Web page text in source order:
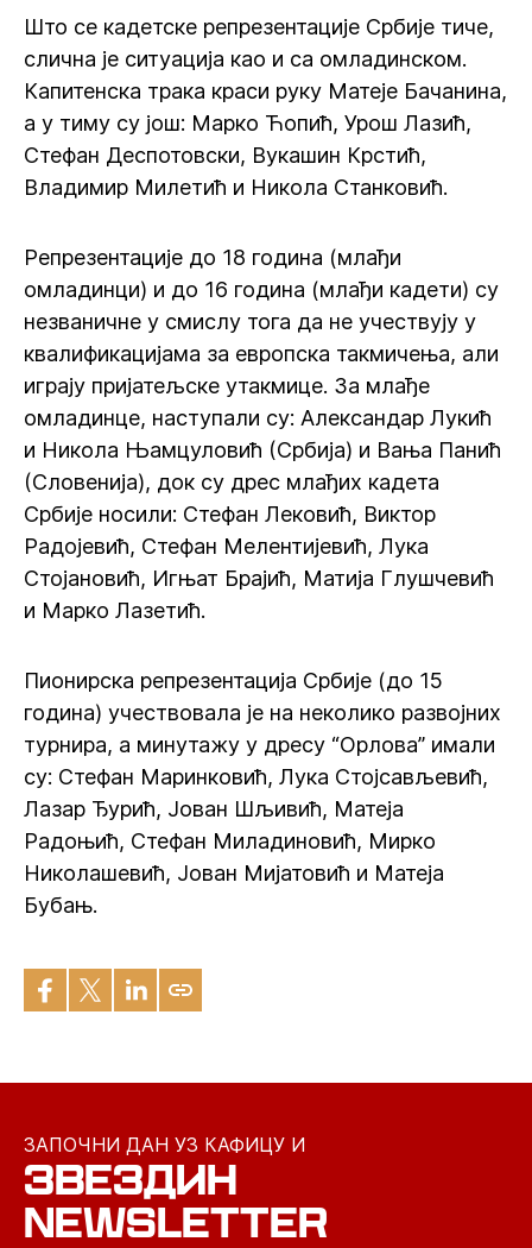
Што се кадетске репрезентације Србије тиче,
слична је ситуација као и са омладинском.
Капитенска трака краси руку Матеје Бачанина,
а у тиму су још: Марко Ћопић, Урош Лазић,
Стефан Деспотовски, Вукашин Крстић,
Владимир Милетић и Никола Станковић.
Репрезентације до 18 година (млађи
омладинци) и до 16 година (млађи кадети) су
незваничне у смислу тога да не учествују у
квалификацијама за европска такмичења, али
играју пријатељске утакмице. За млађе
омладинце, наступали су: Александар Лукић
и Никола Њамцуловић (Србија) и Вања Панић
(Словенија), док су дрес млађих кадета
Србије носили: Стефан Лековић, Виктор
Радојевић, Стефан Мелентијевић, Лука
Стојановић, Игњат Брајић, Матија Глушчевић
и Марко Лазетић.
Пионирска репрезентација Србије (до 15
година) учествовала је на неколико развојних
турнира, а минутажу у дресу “Орлова” имали
су: Стефан Маринковић, Лука Стојсављевић,
Лазар Ђурић, Јован Шљивић, Матеја
Радоњић, Стефан Миладиновић, Мирко
Николашевић, Јован Мијатовић и Матеја
Бубањ.
ЗАПОЧНИ ДАН УЗ КАФИЦУ И
ЗВЕЗДИН
NEWSLETTER